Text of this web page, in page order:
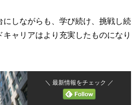
にしながらも、学び続け、挑戦し続
ャリアはより充実したものになり
＼ 最新情報をチェック ／